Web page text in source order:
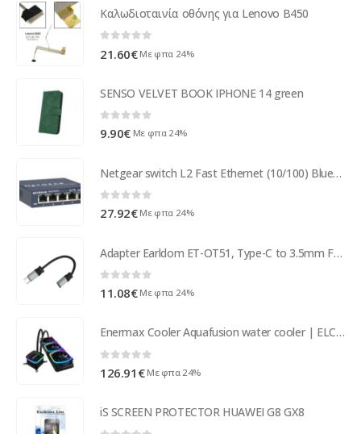
Καλωδιοταινία οθόνης για Lenovo B450
21.60€ Με φπα 24%
SENSO VELVET BOOK IPHONE 14 green
0 out of 5
9.90€ Με φπα 24%
Netgear switch L2 Fast Ethernet (10/100) Blue network switch FS105-300PES
0 out of 5
27.92€ Με φπα 24%
Adapter Earldom ET-OT51, Type-C to 3.5mm F, 0.15m, Black - 40214
0 out of 5
11.08€ Με φπα 24%
Enermax Cooler Aquafusion water cooler | ELC-AQF360-SQA
0 out of 5
126.91 € Με φπα 24%
iS SCREEN PROTECTOR HUAWEI G8 GX8